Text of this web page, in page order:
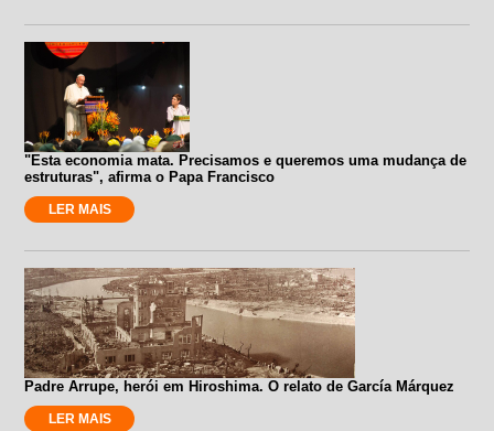
"Esta economia mata. Precisamos e queremos uma mudança de
estruturas", afirma o Papa Francisco
LER MAIS
Padre Arrupe, herói em Hiroshima. O relato de García Márquez
LER MAIS